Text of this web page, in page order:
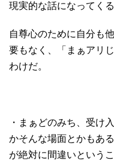
現実的な話になってくる
自尊心のために自分も
要もなく、「まぁアリ
わけだ。
・まぁどのみち、受け
かそんな場面とかもあ
が絶対に間違いという